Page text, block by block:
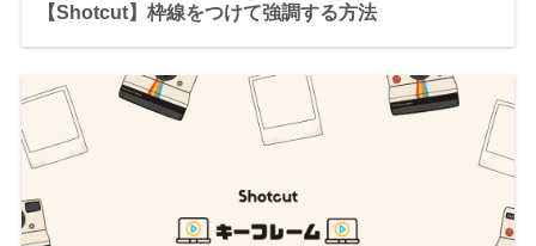
【Shotcut】枠線をつけて強調する方法